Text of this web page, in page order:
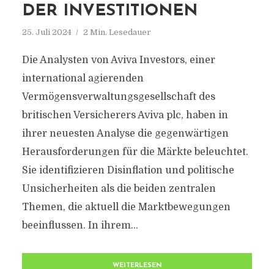
DER INVESTITIONEN
25. Juli 2024 2 Min. Lesedauer
Die Analysten von Aviva Investors, einer
international agierenden
Vermögensverwaltungsgesellschaft des
britischen Versicherers Aviva plc, haben in
ihrer neuesten Analyse die gegenwärtigen
Herausforderungen für die Märkte beleuchtet.
Sie identifizieren Disinflation und politische
Unsicherheiten als die beiden zentralen
Themen, die aktuell die Marktbewegungen
beeinflussen. In ihrem...
WEITERLESEN